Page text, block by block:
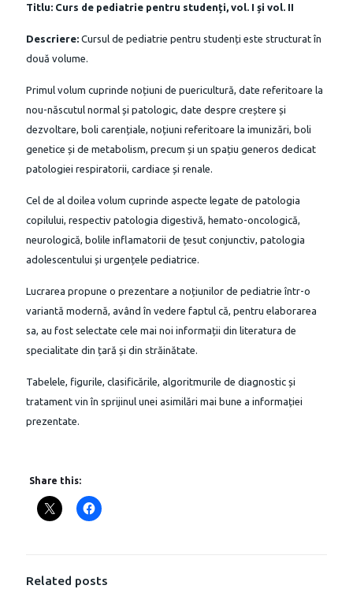
Titlu: Curs de pediatrie pentru studenți, vol. I și vol. II
Descriere: Cursul de pediatrie pentru studenți este structurat în
două volume.
Primul volum cuprinde noțiuni de puericultură, date referitoare la
nou-născutul normal și patologic, date despre creștere și
dezvoltare, boli carențiale, noțiuni referitoare la imunizări, boli
genetice și de metabolism, precum și un spațiu generos dedicat
patologiei respiratorii, cardiace și renale.
Cel de al doilea volum cuprinde aspecte legate de patologia
copilului, respectiv patologia digestivă, hemato-oncologică,
neurologică, bolile inflamatorii de țesut conjunctiv, patologia
adolescentului și urgențele pediatrice.
Lucrarea propune o prezentare a noțiunilor de pediatrie într-o
variantă modernă, având în vedere faptul că, pentru elaborarea
sa, au fost selectate cele mai noi informații din literatura de
specialitate din țară și din străinătate.
Tabelele, figurile, clasificările, algoritmurile de diagnostic și
tratament vin în sprijinul unei asimilări mai bune a informației
prezentate.
Share this:
Related posts